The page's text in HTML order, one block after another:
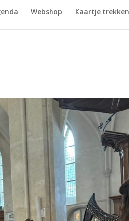
Webshop Kaartje trekken